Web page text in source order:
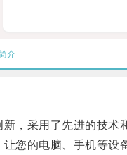
介
采用了先进的技术和
的电脑、手机等设备